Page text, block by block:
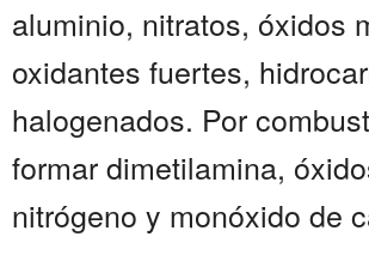
aluminio, nitratos, óxidos
oxidantes fuertes,
halogenados. Por
formar dimetilamina,
nitrógeno y monóxido de